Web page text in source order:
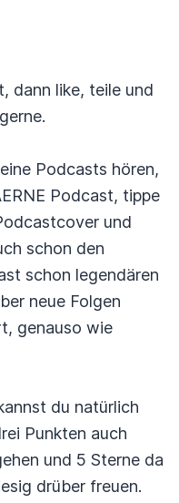
dann like, teile und
Podcasts hören,
Podcast, tippe
und
schon den
schon legendären
neue Folgen
genauso wie
du natürlich
Punkten auch
und 5 Sterne da
drüber freuen.